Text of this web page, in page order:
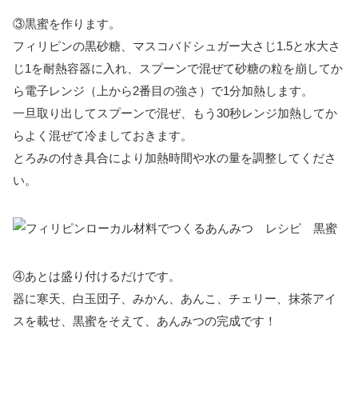
③黒蜜を作ります。
フィリピンの黒砂糖、マスコバドシュガー大さじ1.5と水大さ
じ1を耐熱容器に入れ、スプーンで混ぜて砂糖の粒を崩してか
ら電子レンジ（上から2番目の強さ）で1分加熱します。
一旦取り出してスプーンで混ぜ、もう30秒レンジ加熱してか
らよく混ぜて冷ましておきます。
とろみの付き具合により加熱時間や水の量を調整してくださ
い。
④あとは盛り付けるだけです。
器に寒天、白玉団子、みかん、あんこ、チェリー、抹茶アイ
スを載せ、黒蜜をそえて、あんみつの完成です！